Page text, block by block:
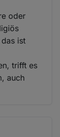
oder
ist
trifft es
auch